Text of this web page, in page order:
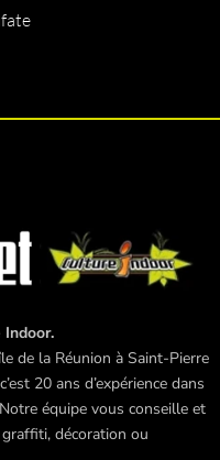
de la Réunion à Saint-Pierre
20 ans d’expérience dans
équipe vous conseille et
décoration ou